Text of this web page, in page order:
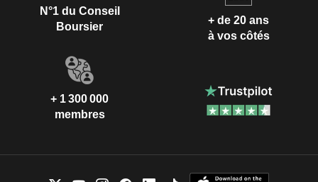
N°1 du Conseil
Boursier
+ de 20 ans
à vos côtés
+ 1 300 000
membres